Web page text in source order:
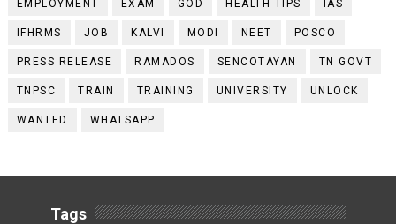
EMPLOYMENT EXAM GOD HEALTH TIPS IAS
IFHRMS JOB KALVI MODI NEET POSCO
PRESS RELEASE RAMADOS SENCOTAYAN TN GOVT
TNPSC TRAIN TRAINING UNIVERSITY UNLOCK
WANTED WHATSAPP
Tags